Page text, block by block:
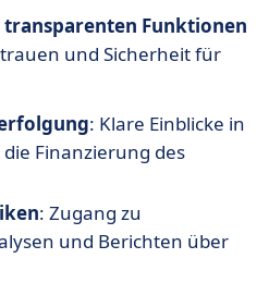
transparenten Funktionen
und Sicherheit für
: Klare Einblicke in
Finanzierung des
: Zugang zu
und Berichten über